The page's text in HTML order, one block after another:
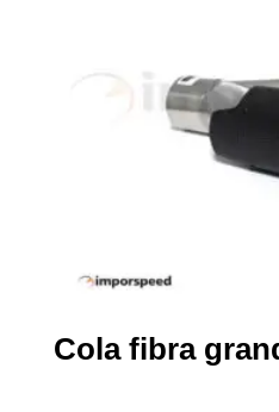
Cola fibra